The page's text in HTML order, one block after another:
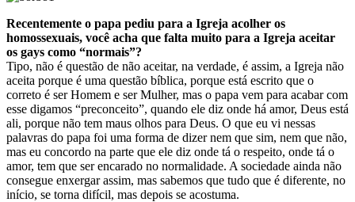
Recentemente o papa pediu para a Igreja acolher os
homossexuais, você acha que falta muito para a Igreja aceitar
os gays como “normais”?
Tipo, não é questão de não aceitar, na verdade, é assim, a Igreja não
aceita porque é uma questão bíblica, porque está escrito que o
correto é ser Homem e ser Mulher, mas o papa vem para acabar com
esse digamos “preconceito”, quando ele diz onde há amor, Deus está
ali, porque não tem maus olhos para Deus. O que eu vi nessas
palavras do papa foi uma forma de dizer nem que sim, nem que não,
mas eu concordo na parte que ele diz onde tá o respeito, onde tá o
amor, tem que ser encarado no normalidade. A sociedade ainda não
consegue enxergar assim, mas sabemos que tudo que é diferente, no
início, se torna difícil, mas depois se acostuma.